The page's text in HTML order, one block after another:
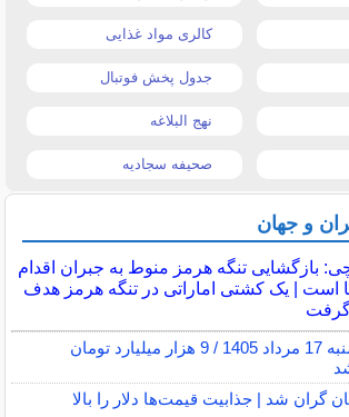
کالری مواد غذایی
جدول پخش فوتبال
نهج البلاغه
صحیفه سجادیه
و جهان
بازگشایی تنگه هرمز منوط به جبران اقدام
است | یک کشتی اماراتی در تنگه هرمز هدف
گرفت
پایان بورس امروز شنبه 17 مرداد 1405 / 9 هزار میلیارد تومان
تومان گران شد | جذابیت قیمت‌ها دلار را بالا